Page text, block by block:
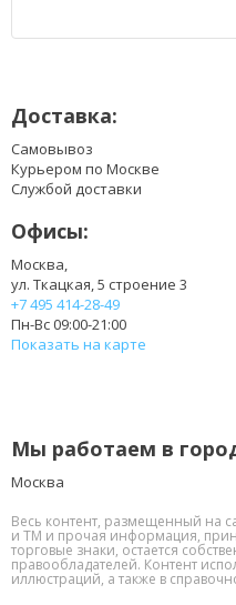
Доставка:
Самовывоз
Курьером по Москве
Службой доставки
Офисы:
Москва,
ул. Ткацкая, 5 строение 3
+7 495 414-28-49
Пн-Вс 09:00-21:00
Показать на карте
Мы работаем в
Москва
Весь контент, размещенный на
и ТМ и прочая информация,
торговые знаки, остается
правообладателей. Контент
иллюстраций, а также в